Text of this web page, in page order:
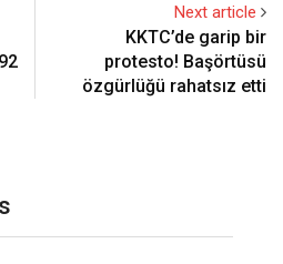
Next article
KKTC’de garip bir
protesto! Başörtüsü
özgürlüğü rahatsız etti